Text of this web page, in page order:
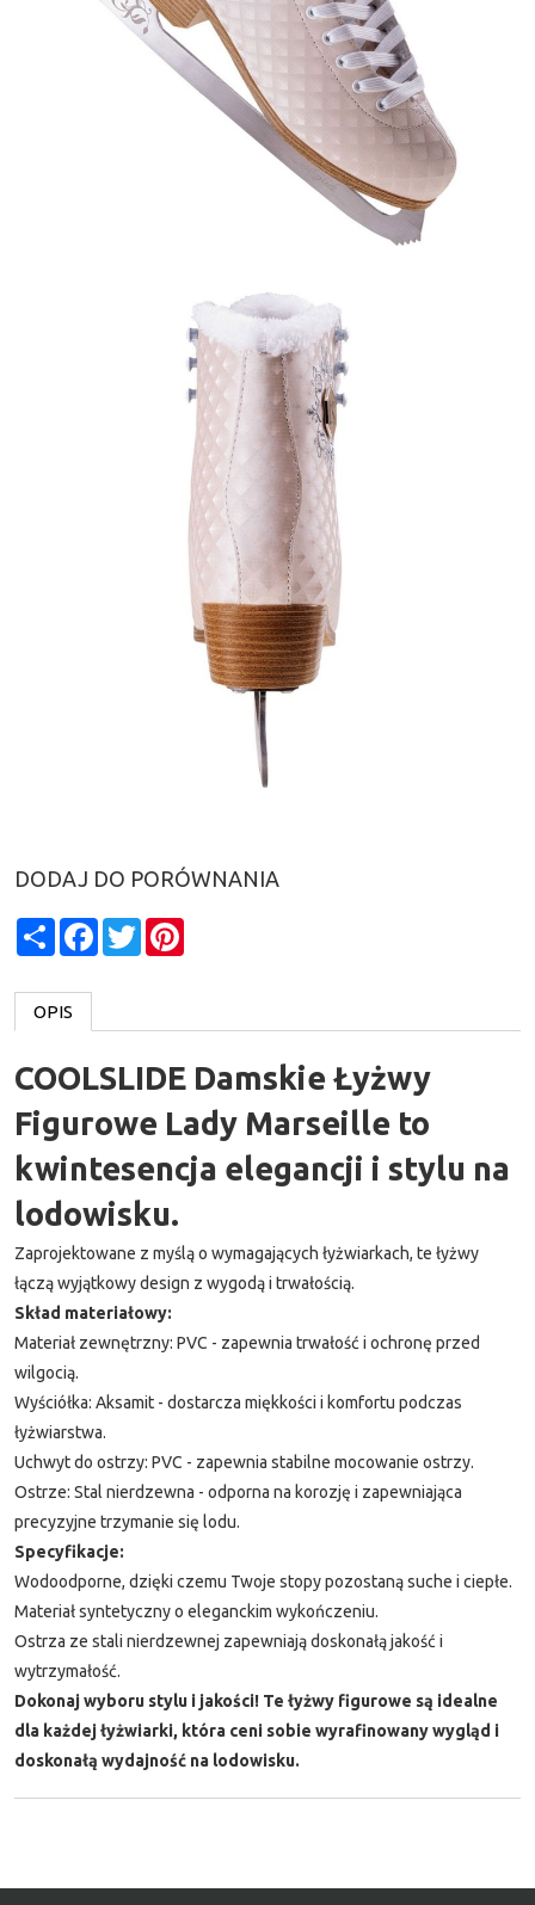
DODAJ DO PORÓWNANIA
ShareFacebook
Twitter
OPIS
COOLSLIDE Damskie Łyżwy
Figurowe Lady Marseille to
kwintesencja elegancji i stylu na
lodowisku.
Zaprojektowane z myślą o wymagających łyżwiarkach, te łyżwy
łączą wyjątkowy design z wygodą i trwałością.
Skład materiałowy:
Materiał zewnętrzny: PVC - zapewnia trwałość i ochronę przed
wilgocią.
Wyściółka: Aksamit - dostarcza miękkości i komfortu podczas
łyżwiarstwa.
Uchwyt do ostrzy: PVC - zapewnia stabilne mocowanie ostrzy.
Ostrze: Stal nierdzewna - odporna na korozję i zapewniająca
precyzyjne trzymanie się lodu.
Specyfikacje:
Wodoodporne, dzięki czemu Twoje stopy pozostaną suche i ciepłe.
Materiał syntetyczny o eleganckim wykończeniu.
Ostrza ze stali nierdzewnej zapewniają doskonałą jakość i
wytrzymałość.
Dokonaj wyboru stylu i jakości! Te łyżwy figurowe są idealne
dla każdej łyżwiarki, która ceni sobie wyrafinowany wygląd i
doskonałą wydajność na lodowisku.